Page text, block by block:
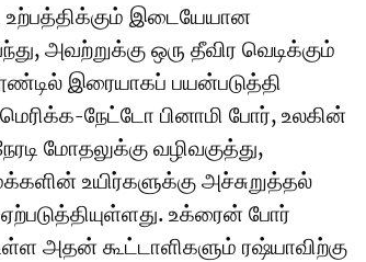
இடையேயான
அவற்றுக்கு ஒரு தீவிர வெடிக்கும்
இரையாகப் பயன்படுத்தி
நேட்டோ பினாமி போர், உலகின்
மோதலுக்கு வழிவகுத்து,
உயிர்களுக்கு அச்சுறுத்தல்
உக்ரைன் போர்
அதன் கூட்டாளிகளும் ரஷ்யாவிற்கு